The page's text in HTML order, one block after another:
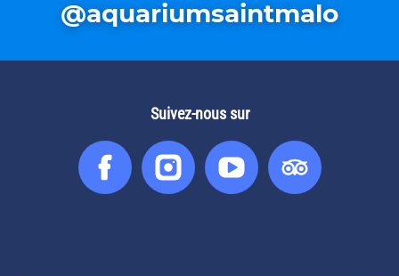
@aquariumsaintmalo
Suivez-nous sur
FacebookInstagram
You
Tube